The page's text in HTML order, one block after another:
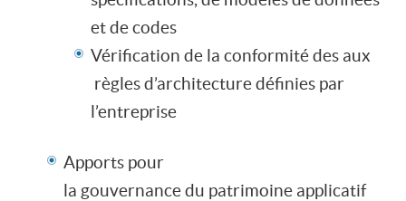
et de codes
Vérification de la conformité des aux
règles d’architecture définies par
l’entreprise
Apports pour
la gouvernance du patrimoine applicatif